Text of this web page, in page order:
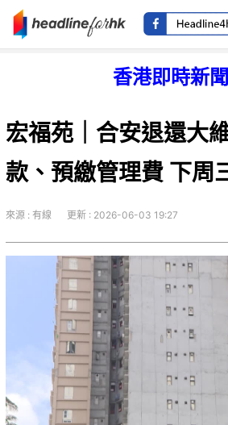
香港即時新
宏福苑｜合安退還大
款、預繳管理費 下周
來源 : 有線 更新 : 2026-06-03 19:27